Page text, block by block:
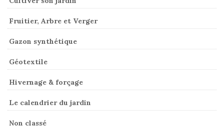
Fruitier, Arbre et Verger
Gazon synthétique
Géotextile
Hivernage & forçage
Le calendrier du jardin
Non classé